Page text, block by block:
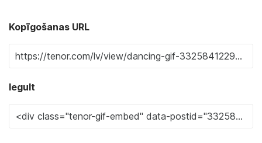
Kopīgošanas URL
Iegult